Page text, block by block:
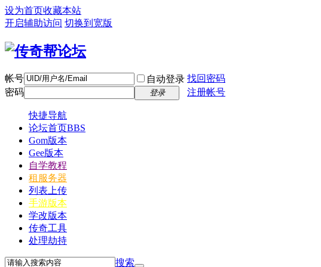
设为首页收藏本站
开启辅助访问 切换到宽版
帐号 自动登录 找回密码
密码
登录 注册帐号
快捷导航
论坛首页BBS
Gom版本
Gee版本
自学教程
租服务器
列表上传
手游版本
学改版本
传奇工具
处理劫持
搜索